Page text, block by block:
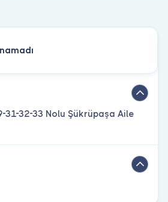
31-32-33 Nolu Şükrüpaşa Aile